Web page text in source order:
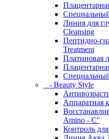
Линия для
Cleansing
Пептидно-
Treatment
Платиновая
- Beauty Style
Аппаратная
Amino - C"
Контроль